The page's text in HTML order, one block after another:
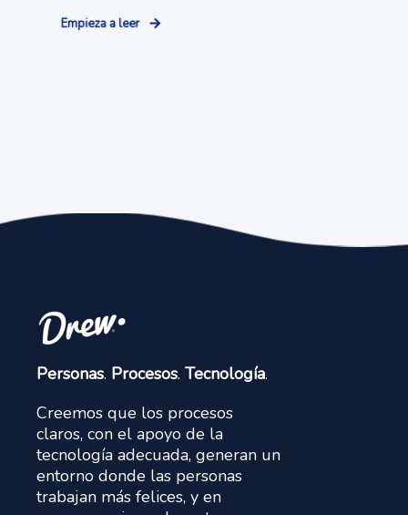
Empieza a leer
Personas. Procesos. Tecnología.
Creemos que los procesos
claros, con el apoyo de la
tecnología adecuada, generan un
entorno donde las personas
trabajan más felices, y en